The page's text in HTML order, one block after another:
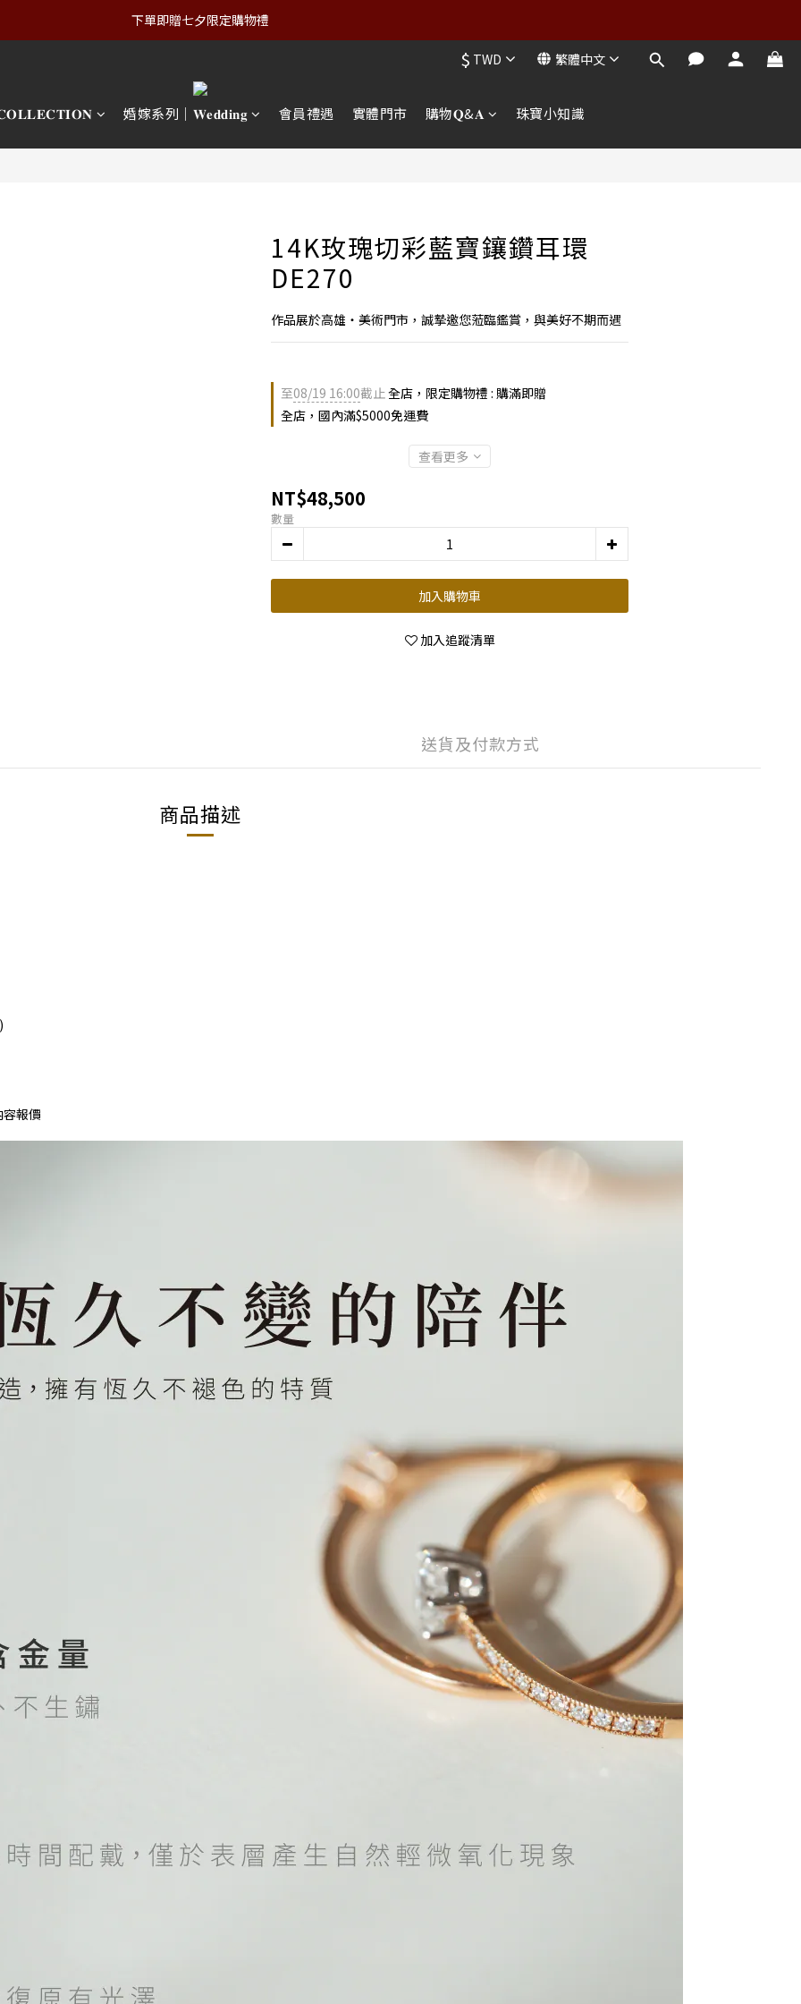
下單即贈七夕限定購物禮
$ TWD 繁體中文
𝐂𝐎𝐋𝐋𝐄𝐂𝐓𝐈𝐎𝐍 婚嫁系列｜𝐖𝐞𝐝𝐝𝐢𝐧𝐠 會員禮遇 實體門市 購物𝐐&𝐀 珠寶小知識
14K玫瑰切彩藍寶鑲鑽耳環
DE270
作品展於高雄・美術門市，誠摯邀您蒞臨鑑賞，與美好不期而遇
至08/19 16:00截止全店，限定購物禮 : 購滿即贈
全店，國內滿$5000免運費
查看更多
NT$48,500
數量
加入購物車
加入追蹤清單
送貨及付款方式
商品描述
報價